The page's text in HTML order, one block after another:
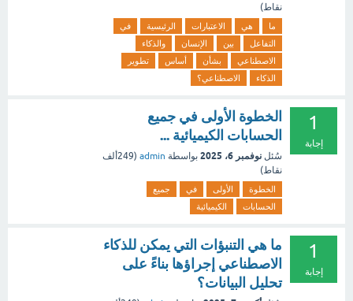
نقاط)
ما هي الاعتبارات الرئيسية
في
التفاعل
بين الإنسان
والذكاء
الاصطناعي
بشأن أساس
تطوير
الذكاء
الاصطناعي؟
1
إجابة
الخطوة الأولى في جميع
الحسابات الكيميائية ...
سُئل نوفمبر 6، 2025 بواسطة admin
(249ألف
نقاط)
الخطوة الأولى في
جميع
الحسابات
الكيميائية
1
إجابة
ما هي التنبؤات التي يمكن للذكاء
الاصطناعي إجراؤها بناءً على
تحليل البيانات؟